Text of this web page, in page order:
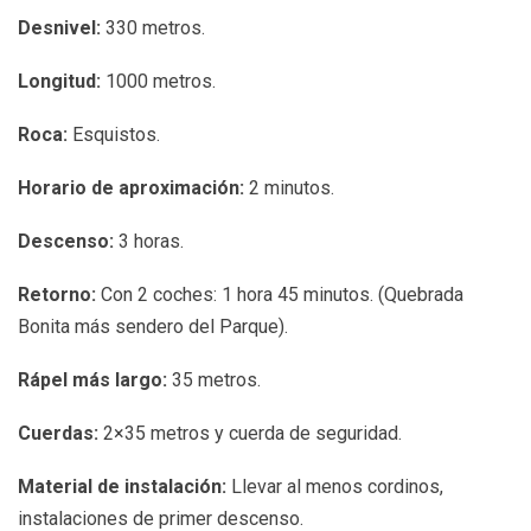
Desnivel: 330 metros.
Longitud: 1000 metros.
Roca: Esquistos.
Horario de aproximación: 2 minutos.
Descenso: 3 horas.
Retorno: Con 2 coches: 1 hora 45 minutos. (Quebrada
Bonita más sendero del Parque).
Rápel más largo: 35 metros.
Cuerdas: 2×35 metros y cuerda de seguridad.
Material de instalación: Llevar al menos cordinos,
instalaciones de primer descenso.